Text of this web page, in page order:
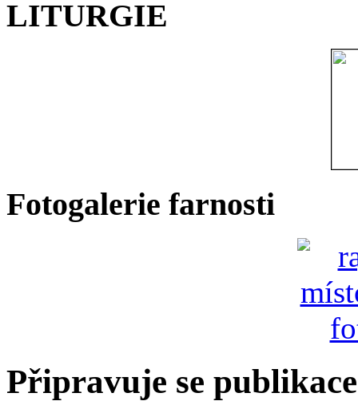
LITURGIE
Fotogalerie farnosti
Připravuje se